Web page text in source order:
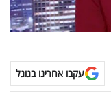
עקבו אחרינו בגוגל